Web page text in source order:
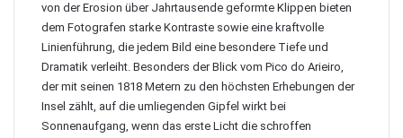
von der Erosion über Jahrtausende geformte Klippen bieten
dem Fotografen starke Kontraste sowie eine kraftvolle
Linienführung, die jedem Bild eine besondere Tiefe und
Dramatik verleiht. Besonders der Blick vom Pico do Arieiro,
der mit seinen 1818 Metern zu den höchsten Erhebungen der
Insel zählt, auf die umliegenden Gipfel wirkt bei
Sonnenaufgang, wenn das erste Licht die schroffen